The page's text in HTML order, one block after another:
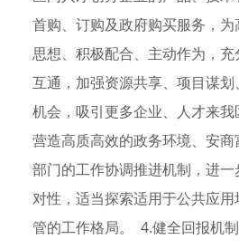
首购、订购及政府购买服务，
思想、积极配合、主动作为，
互通，加强资源共享、项目谋
机会，吸引更多企业、人才来
营造高质高效的政务环境、安
部门的工作协调推进机制，进
对性，适当探索适用于公共应
管的工作格局。 4.健全回报机